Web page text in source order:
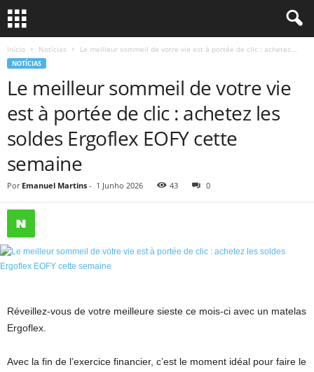
Início Notícias Le meilleur sommeil de votre vie est à portée de clic : achetez...
NOTÍCIAS
Le meilleur sommeil de votre vie
est à portée de clic : achetez les
soldes Ergoflex EOFY cette
semaine
Por Emanuel Martins - 1 Junho 2026 43 0
Réveillez-vous de votre meilleure sieste ce mois-ci avec un matelas
Ergoflex.
Avec la fin de l’exercice financier, c’est le moment idéal pour faire le